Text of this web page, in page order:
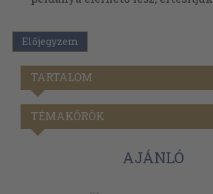
Előjegyzem
TARTALOM
TÉMAKÖRÖK
AJÁNLÓ